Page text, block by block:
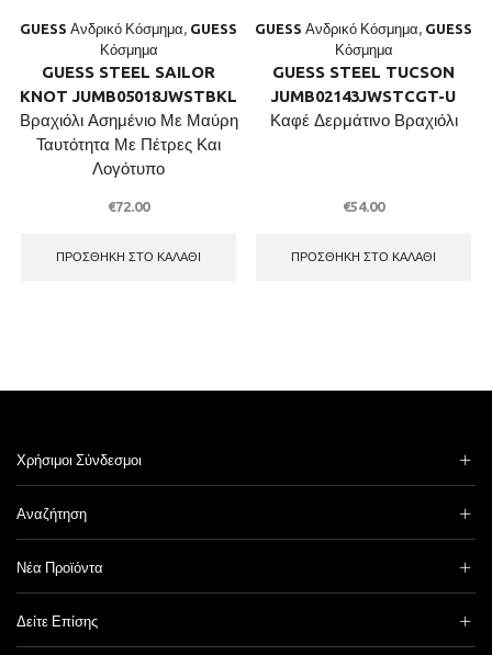
GUESS Ανδρικό Κόσμημα, GUESS
Κόσμημα
GUESS STEEL SAILOR
KNOT JUMB05018JWSTBKL
Βραχιόλι Ασημένιο Με Μαύρη
Ταυτότητα Με Πέτρες Και
Λογότυπο
€72.00
ΠΡΟΣΘΉΚΗ ΣΤΟ ΚΑΛΆΘΙ
GUESS Ανδρικό Κόσμημα, GUESS
Κόσμημα
GUESS STEEL TUCSON
JUMB02143JWSTCGT-U
Καφέ Δερμάτινο Βραχιόλι
€54.00
ΠΡΟΣΘΉΚΗ ΣΤΟ ΚΑΛΆΘΙ
Χρήσιμοι Σύνδεσμοι
Αναζήτηση
Νέα Προϊόντα
Δείτε Επίσης